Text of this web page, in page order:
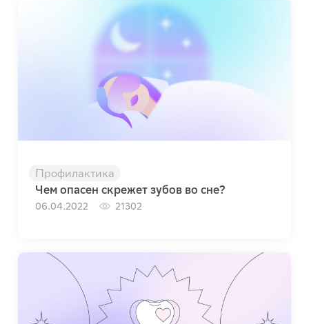
Профилактика
Чем опасен скрежет зубов во сне?
06.04.2022 21302